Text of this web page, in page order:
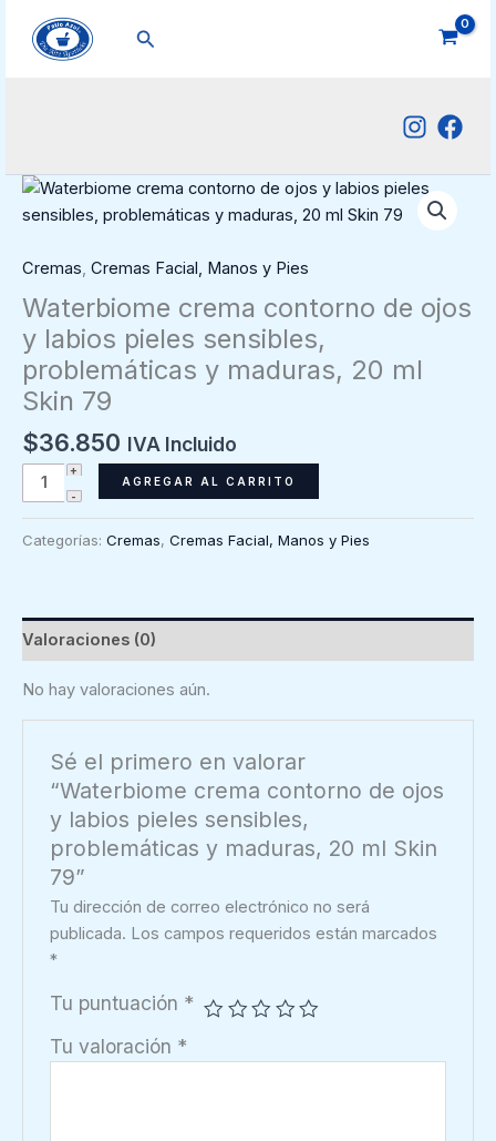
contenido
Buscar
Cremas, Cremas Facial, Manos y Pies
Waterbiome crema contorno de ojos
y labios pieles sensibles,
problemáticas y maduras, 20 ml
Skin 79
$36.850 IVA Incluido
Waterbiome
crema
labios
pieles
sensibles,
problemáticas
maduras,
cantidad
AGREGAR AL CARRITO
Categorías: Cremas, Cremas Facial, Manos y Pies
Valoraciones (0)
No hay valoraciones aún.
Sé el primero en valorar
“Waterbiome crema contorno de ojos
y labios pieles sensibles,
problemáticas y maduras, 20 ml Skin
79”
Tu dirección de correo electrónico no será
publicada. Los campos requeridos están marcados
*
Tu puntuación *
Tu valoración *